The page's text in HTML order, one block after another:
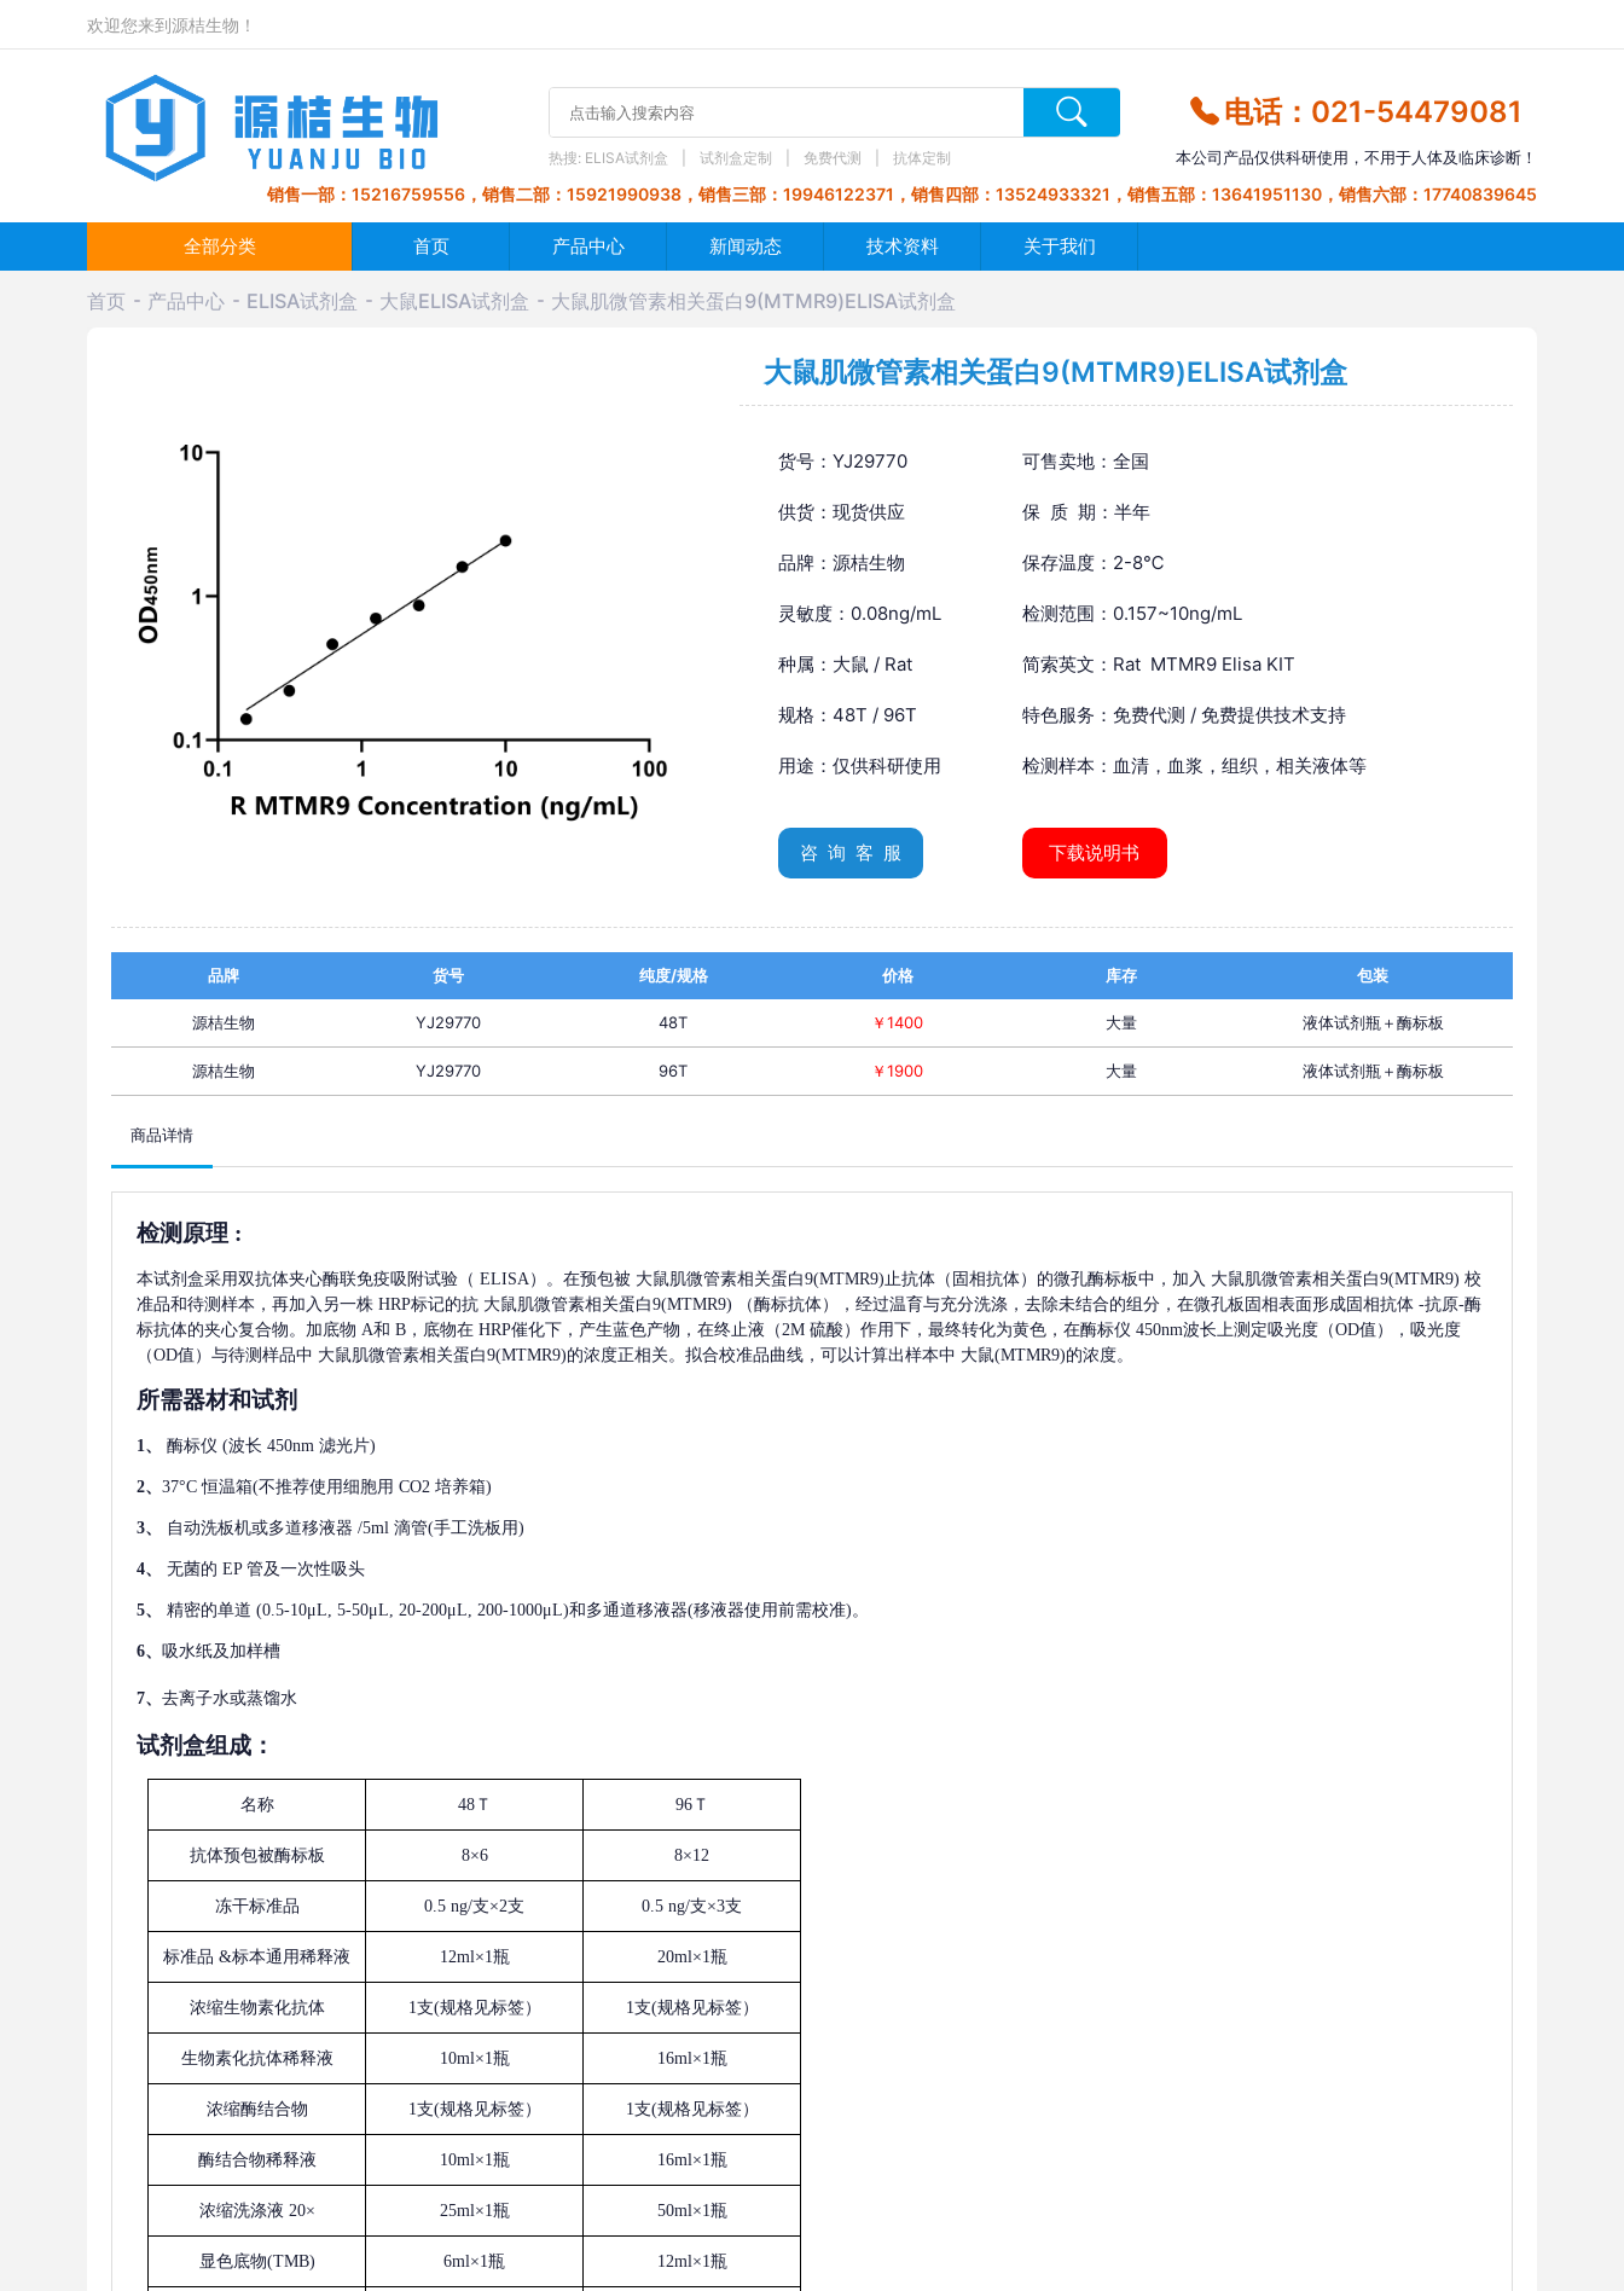
欢迎您来到源桔生物！
热搜: ELISA试剂盒 试剂盒定制 免费代测 抗体定制
电话：021-54479081
本公司产品仅供科研使用，不用于人体及临床诊断！
销售一部：15216759556，销售二部：15921990938，销售三部：19946122371，销售四部：13524933321，销售五部：13641951130，销售六部：17740839645
全部分类 首页 产品中心 新闻动态 技术资料 关于我们
首页 产品中心 ELISA试剂盒 大鼠ELISA试剂盒 大鼠肌微管素相关蛋白9(MTMR9)ELISA试剂盒
大鼠肌微管素相关蛋白9(MTMR9)ELISA试剂盒
货号：YJ29770 可售卖地：全国
供货：现货供应 保 质 期：半年
品牌：源桔生物 保存温度：2-8℃
灵敏度：0.08ng/mL 检测范围：0.157~10ng/mL
种属：大鼠 / Rat 简索英文：Rat MTMR9 Elisa KIT
规格：48T / 96T 特色服务：免费代测 / 免费提供技术支持
用途：仅供科研使用 检测样本：血清，血浆，组织，相关液体等
咨 询 客 服 下载说明书
品牌 货号 纯度/规格 价格 库存 包装
源桔生物 YJ29770 48T ￥1400 大量 液体试剂瓶＋酶标板
源桔生物 YJ29770 96T ￥1900 大量 液体试剂瓶＋酶标板
商品详情
检测原理 :
本试剂盒采用双抗体夹心酶联免疫吸附试验（ ELISA）。在预包被 大鼠肌微管素相关蛋白9(MTMR9)止抗体（固相抗体）的微孔酶标板中，加入 大鼠肌微管素相关蛋白9(MTMR9) 校
准品和待测样本，再加入另一株 HRP标记的抗 大鼠肌微管素相关蛋白9(MTMR9) （酶标抗体），经过温育与充分洗涤，去除未结合的组分，在微孔板固相表面形成固相抗体 -抗原-酶
标抗体的夹心复合物。加底物 A和 B，底物在 HRP催化下，产生蓝色产物，在终止液（2M 硫酸）作用下，最终转化为黄色，在酶标仪 450nm波长上测定吸光度（OD值），吸光度
（OD值）与待测样品中 大鼠肌微管素相关蛋白9(MTMR9)的浓度正相关。拟合校准品曲线，可以计算出样本中 大鼠(MTMR9)的浓度。
所需器材和试剂
1、 酶标仪 (波长 450nm 滤光片)
2、 37°C 恒温箱(不推荐使用细胞用 CO2 培养箱)
3、 自动洗板机或多道移液器 /5ml 滴管(手工洗板用)
4、 无菌的 EP 管及一次性吸头
5、 精密的单道 (0.5-10μL, 5-50μL, 20-200μL, 200-1000μL)和多通道移液器(移液器使用前需校准)。
6、 吸水纸及加样槽
7、 去离子水或蒸馏水
试剂盒组成：
名称 48Ｔ 96Ｔ
抗体预包被酶标板 8×6 8×12
冻干标准品 0.5 ng/支×2支 0.5 ng/支×3支
标准品 &标本通用稀释液 12ml×1瓶 20ml×1瓶
浓缩生物素化抗体 1支(规格见标签） 1支(规格见标签）
生物素化抗体稀释液 10ml×1瓶 16ml×1瓶
浓缩酶结合物 1支(规格见标签） 1支(规格见标签）
酶结合物稀释液 10ml×1瓶 16ml×1瓶
浓缩洗涤液 20× 25ml×1瓶 50ml×1瓶
显色底物(TMB) 6ml×1瓶 12ml×1瓶